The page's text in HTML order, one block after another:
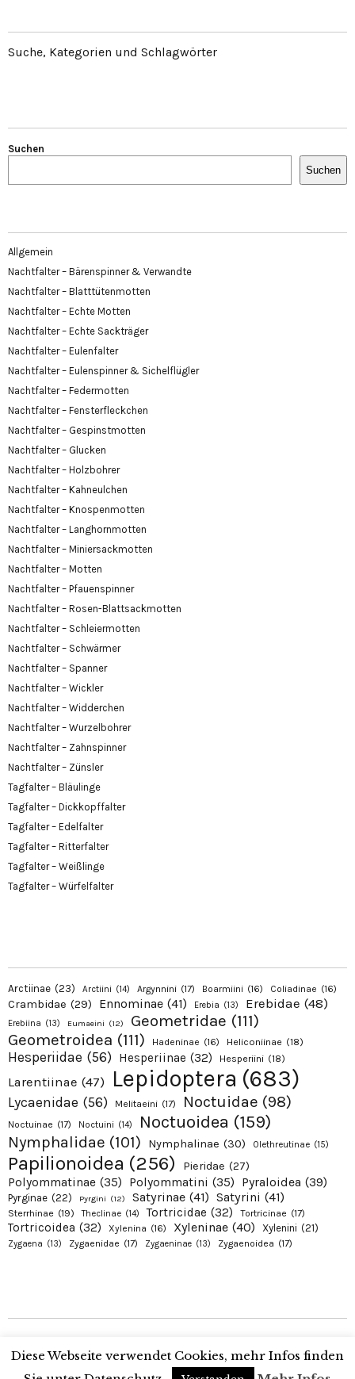
Suche, Kategorien und Schlagwörter
Suchen
Suchen
Allgemein
Nachtfalter – Bärenspinner & Verwandte
Nachtfalter – Blatttütenmotten
Nachtfalter – Echte Motten
Nachtfalter – Echte Sackträger
Nachtfalter – Eulenfalter
Nachtfalter – Eulenspinner & Sichelflügler
Nachtfalter – Federmotten
Nachtfalter – Fensterfleckchen
Nachtfalter – Gespinstmotten
Nachtfalter – Glucken
Nachtfalter – Holzbohrer
Nachtfalter – Kahneulchen
Nachtfalter – Knospenmotten
Nachtfalter – Langhornmotten
Nachtfalter – Miniersackmotten
Nachtfalter – Motten
Nachtfalter – Pfauenspinner
Nachtfalter – Rosen-Blattsackmotten
Nachtfalter – Schleiermotten
Nachtfalter – Schwärmer
Nachtfalter – Spanner
Nachtfalter – Wickler
Nachtfalter – Widderchen
Nachtfalter – Wurzelbohrer
Nachtfalter – Zahnspinner
Nachtfalter – Zünsler
Tagfalter – Bläulinge
Tagfalter – Dickkopffalter
Tagfalter – Edelfalter
Tagfalter – Ritterfalter
Tagfalter – Weißlinge
Tagfalter – Würfelfalter
Arctiinae (23) Arctiini (14) Argynnini (17) Boarmiini (16) Coliadinae (16)
Crambidae (29) Ennominae (41) Erebia (13) Erebidae (48)
Erebiina (13) Eumaeini (12) Geometridae (111)
Geometroidea (111) Hadeninae (16) Heliconiinae (18)
Hesperiidae (56) Hesperiinae (32) Hesperiini (18)
Larentiinae (47) Lepidoptera (683)
Lycaenidae (56) Melitaeini (17) Noctuidae (98)
Noctuinae (17) Noctuini (14) Noctuoidea (159)
Nymphalidae (101) Nymphalinae (30) Olethreutinae (15)
Papilionoidea (256) Pieridae (27)
Polyommatinae (35) Polyommatini (35) Pyraloidea (39)
Pyrginae (22) Pyrgini (12) Satyrinae (41) Satyrini (41)
Sterrhinae (19) Theclinae (14) Tortricidae (32) Tortricinae (17)
Tortricoidea (32) Xylenina (16) Xyleninae (40) Xylenini (21)
Zygaena (13) Zygaenidae (17) Zygaeninae (13) Zygaenoidea (17)
Copyright © 2026 Alexanders Schmetterlinge. Proudly presented by Alexander
Ohr
Diese Webseite verwendet Cookies, mehr Infos finden